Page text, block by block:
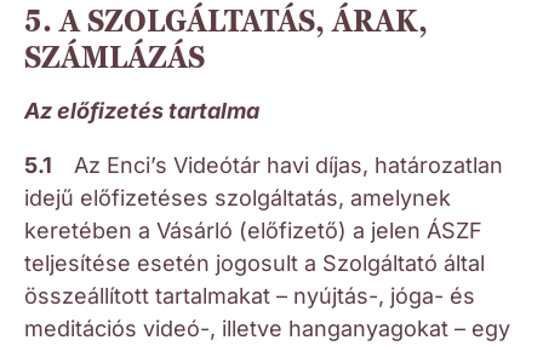
5. A SZOLGÁLTATÁS, ÁRAK,
SZÁMLÁZÁS
Az előfizetés tartalma
5.1 Az Enci’s Videótár havi díjas, határozatlan
idejű előfizetéses szolgáltatás, amelynek
keretében a Vásárló (előfizető) a jelen ÁSZF
teljesítése esetén jogosult a Szolgáltató által
összeállított tartalmakat – nyújtás-, jóga- és
meditációs videó-, illetve hanganyagokat – egy